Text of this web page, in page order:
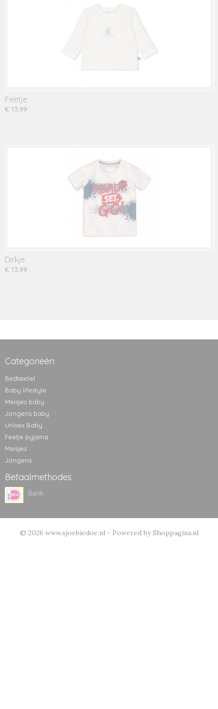
Feetje
€ 13,99
Dirkje
€ 13,99
Categorieën
Bedtextiel
Baby lifestyle
Meisjes baby
Jongens baby
Unisex Baby
Feetje pyjama
Meisjes
Jongens
Betaalmethodes
© 2026 www.sjoebiedoe.nl - Powered by Shoppagina.nl